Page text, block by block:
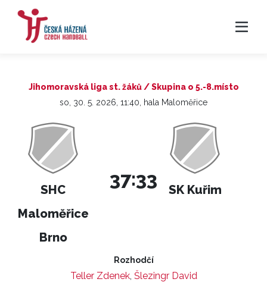
Jihomoravská liga st. žáků / Skupina o 5.-8.místo
so, 30. 5. 2026, 11:40, hala Maloměřice
SHC
Maloměřice
Brno
37:33 SK Kuřim
Rozhodčí
Teller Zdenek, Šlezingr David